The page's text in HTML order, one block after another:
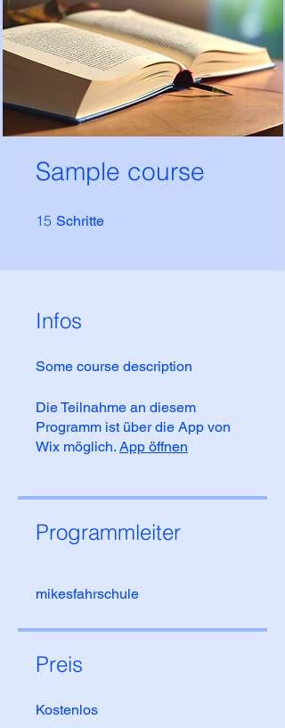
Sample course
15 Schritte
Infos
Some course description
Die Teilnahme an diesem
Programm ist über die App von
Wix möglich. App öffnen
Programmleiter
mikesfahrschule
Preis
Kostenlos